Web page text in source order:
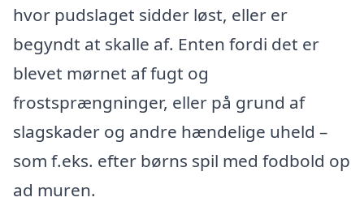
hvor pudslaget sidder løst, eller er
begyndt at skalle af. Enten fordi det er
blevet mørnet af fugt og
frostsprængninger, eller på grund af
slagskader og andre hændelige uheld –
som f.eks. efter børns spil med fodbold op
ad muren.